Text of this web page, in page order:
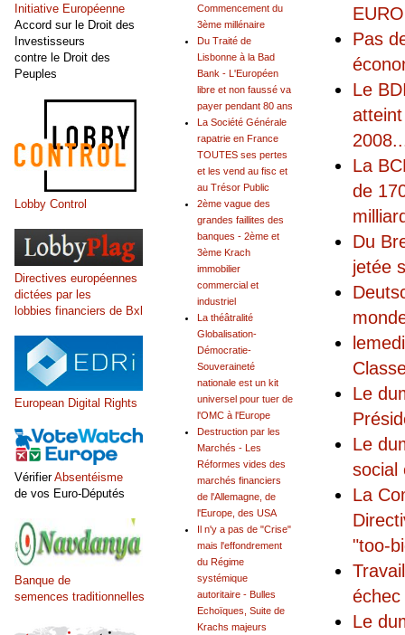
Pas
Le
2008
La
de
Du
jetée
Le
Le
social
La
"too-
Le
Commencement du
3ème millénaire
Du Traité de
Lisbonne à la Bad
Bank - L'Européen
libre et non faussé va
payer pendant 80 ans
La Société Générale
rapatrie en France
TOUTES ses pertes
et les vend au fisc et
au Trésor Public
2ème vague des
grandes faillites des
banques - 2ème et
3ème Krach
immobilier
commercial et
industriel
La théâtralité
Globalisation-
Démocratie-
Souveraineté
nationale est un kit
universel pour tuer de
l'OMC à l'Europe
Destruction par les
Marchés - Les
Réformes vides des
marchés financiers
de l'Allemagne, de
l'Europe, des USA
Il n'y a pas de "Crise"
mais l'effondrement
du Régime
systémique
autoritaire - Bulles
Echoïques, Suite de
Krachs majeurs
Initiative Européenne
Accord sur le Droit des
Investisseurs
contre le Droit des
Peuples
Lobby Control
Directives européennes
dictées par les
lobbies financiers de Bxl
European Digital Rights
VérifierAbsentéisme
de vos Euro-Députés
Banque de
semences traditionnelles